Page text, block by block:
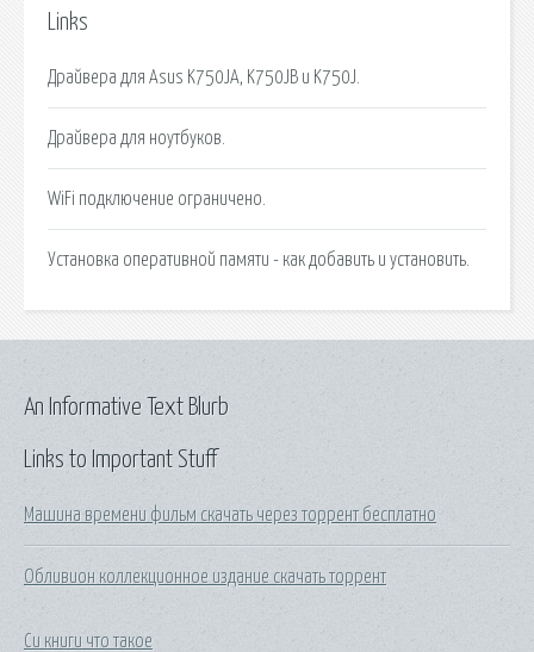
Links
Драйвера для Asus K750JA, K750JB и K750J.
Драйвера для ноутбуков.
WiFi подключение ограничено.
Установка оперативной памяти - как добавить и установить.
Links to Important Stuff
Машина времени фильм скачать через торрент бесплатно
Обливион коллекционное издание скачать торрент
Си книги что такое
An Informative Text Blurb